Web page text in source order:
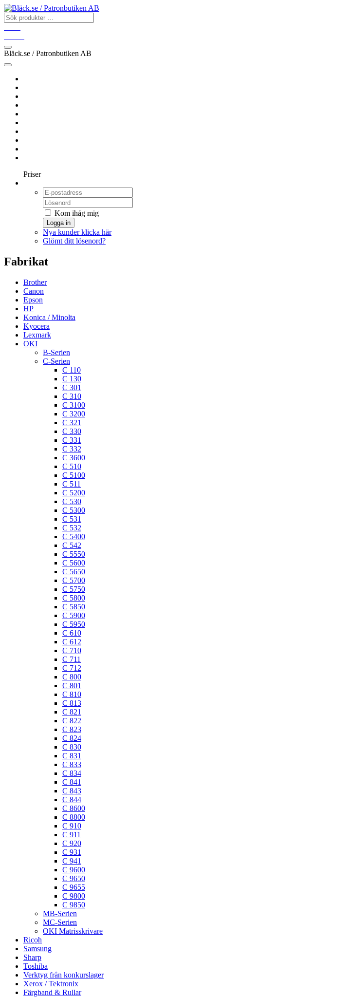
Bläck.se / Patronbutiken AB
Priser
Kom ihåg mig
Logga in
Nya kunder klicka här
Glömt ditt lösenord?
Fabrikat
Brother
Canon
Epson
HP
Konica / Minolta
Kyocera
Lexmark
OKI
B-Serien
C-Serien
C 110
C 130
C 301
C 310
C 3100
C 3200
C 321
C 330
C 331
C 332
C 3600
C 510
C 5100
C 511
C 5200
C 530
C 5300
C 531
C 532
C 5400
C 542
C 5550
C 5600
C 5650
C 5700
C 5750
C 5800
C 5850
C 5900
C 5950
C 610
C 612
C 710
C 711
C 712
C 800
C 801
C 810
C 813
C 821
C 822
C 823
C 824
C 830
C 831
C 833
C 834
C 841
C 843
C 844
C 8600
C 8800
C 910
C 911
C 920
C 931
C 941
C 9600
C 9650
C 9655
C 9800
C 9850
MB-Serien
MC-Serien
OKI Matrisskrivare
Ricoh
Samsung
Sharp
Toshiba
Verktyg från konkurslager
Xerox / Tektronix
Färgband & Rullar